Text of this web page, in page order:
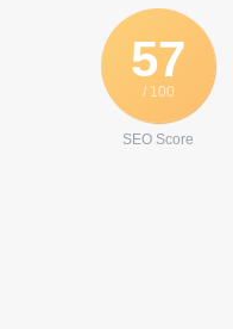
57
/ 100
SEO Score